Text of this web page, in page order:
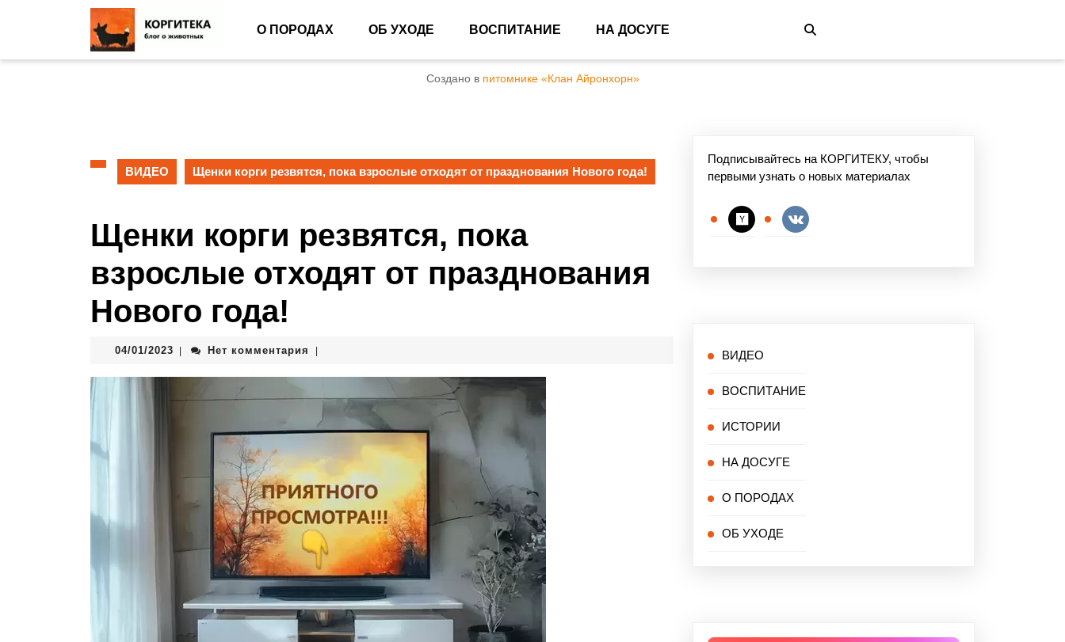
О ПОРОДАХ ОБ УХОДЕ ВОСПИТАНИЕ НА ДОСУГЕ
Создано в питомнике «Клан Айронхорн»
ВИДЕО Щенки корги резвятся, пока взрослые отходят от празднования Нового года!
Щенки корги резвятся, пока
взрослые отходят от празднования
Нового года!
04/01/2023 Нет комментария
Подписывайтесь на КОРГИТЕКУ, чтобы
первыми узнать о новых материалах
ВИДЕО
ВОСПИТАНИЕ
ИСТОРИИ
НА ДОСУГЕ
О ПОРОДАХ
ОБ УХОДЕ